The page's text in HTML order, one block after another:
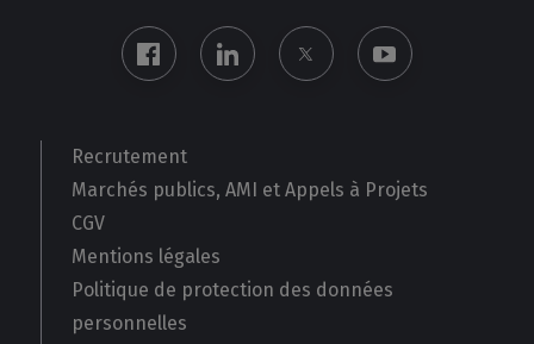
Recrutement
Marchés publics, AMI et Appels à Projets
CGV
Mentions légales
Politique de protection des données
personnelles